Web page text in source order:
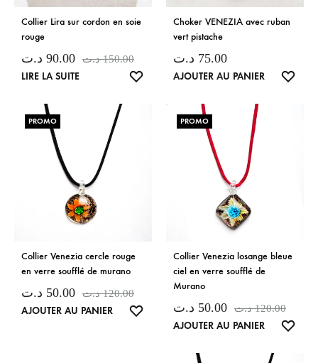
Collier Lira sur cordon en soie
rouge
90.00 د.ت 150.00 د.ت
LIRE LA SUITE
Choker VENEZIA avec ruban
vert pistache
75.00 د.ت
AJOUTER AU PANIER
PROMO
Collier Venezia cercle rouge
en verre soufflé de murano
50.00 د.ت 120.00 د.ت
AJOUTER AU PANIER
PROMO
Collier Venezia losange bleue
ciel en verre soufflé de
Murano
50.00 د.ت 120.00 د.ت
AJOUTER AU PANIER